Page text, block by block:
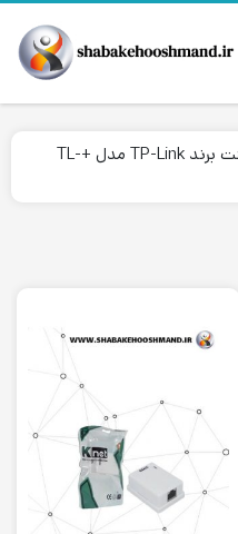
روتر و اکسس پوینت برند TP-Link مدل +TL-